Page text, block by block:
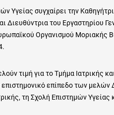
Υγείας συγχαίρει την
Διευθύντρια του Εργαστηρίου
Οργανισμού Μοριακής
τιμή για το Τμήμα Ιατρικής
επίπεδο των
τη Σχολή Επιστημών